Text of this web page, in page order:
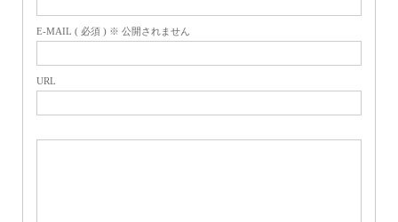
E-MAIL ( 必須 ) ※ 公開されません
URL